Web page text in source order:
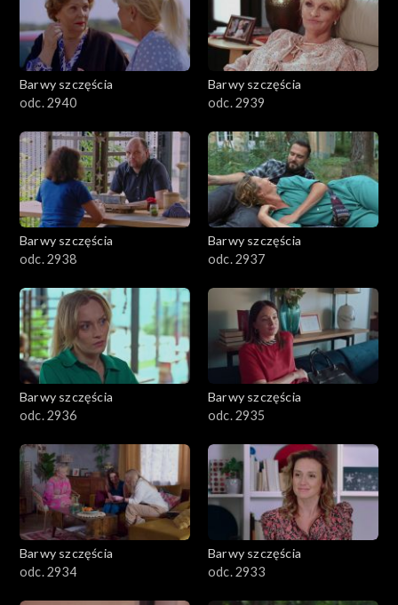
Barwy szczęścia
odc. 2940
Barwy szczęścia
odc. 2939
Barwy szczęścia
odc. 2938
Barwy szczęścia
odc. 2937
Barwy szczęścia
odc. 2936
Barwy szczęścia
odc. 2935
Barwy szczęścia
odc. 2934
Barwy szczęścia
odc. 2933